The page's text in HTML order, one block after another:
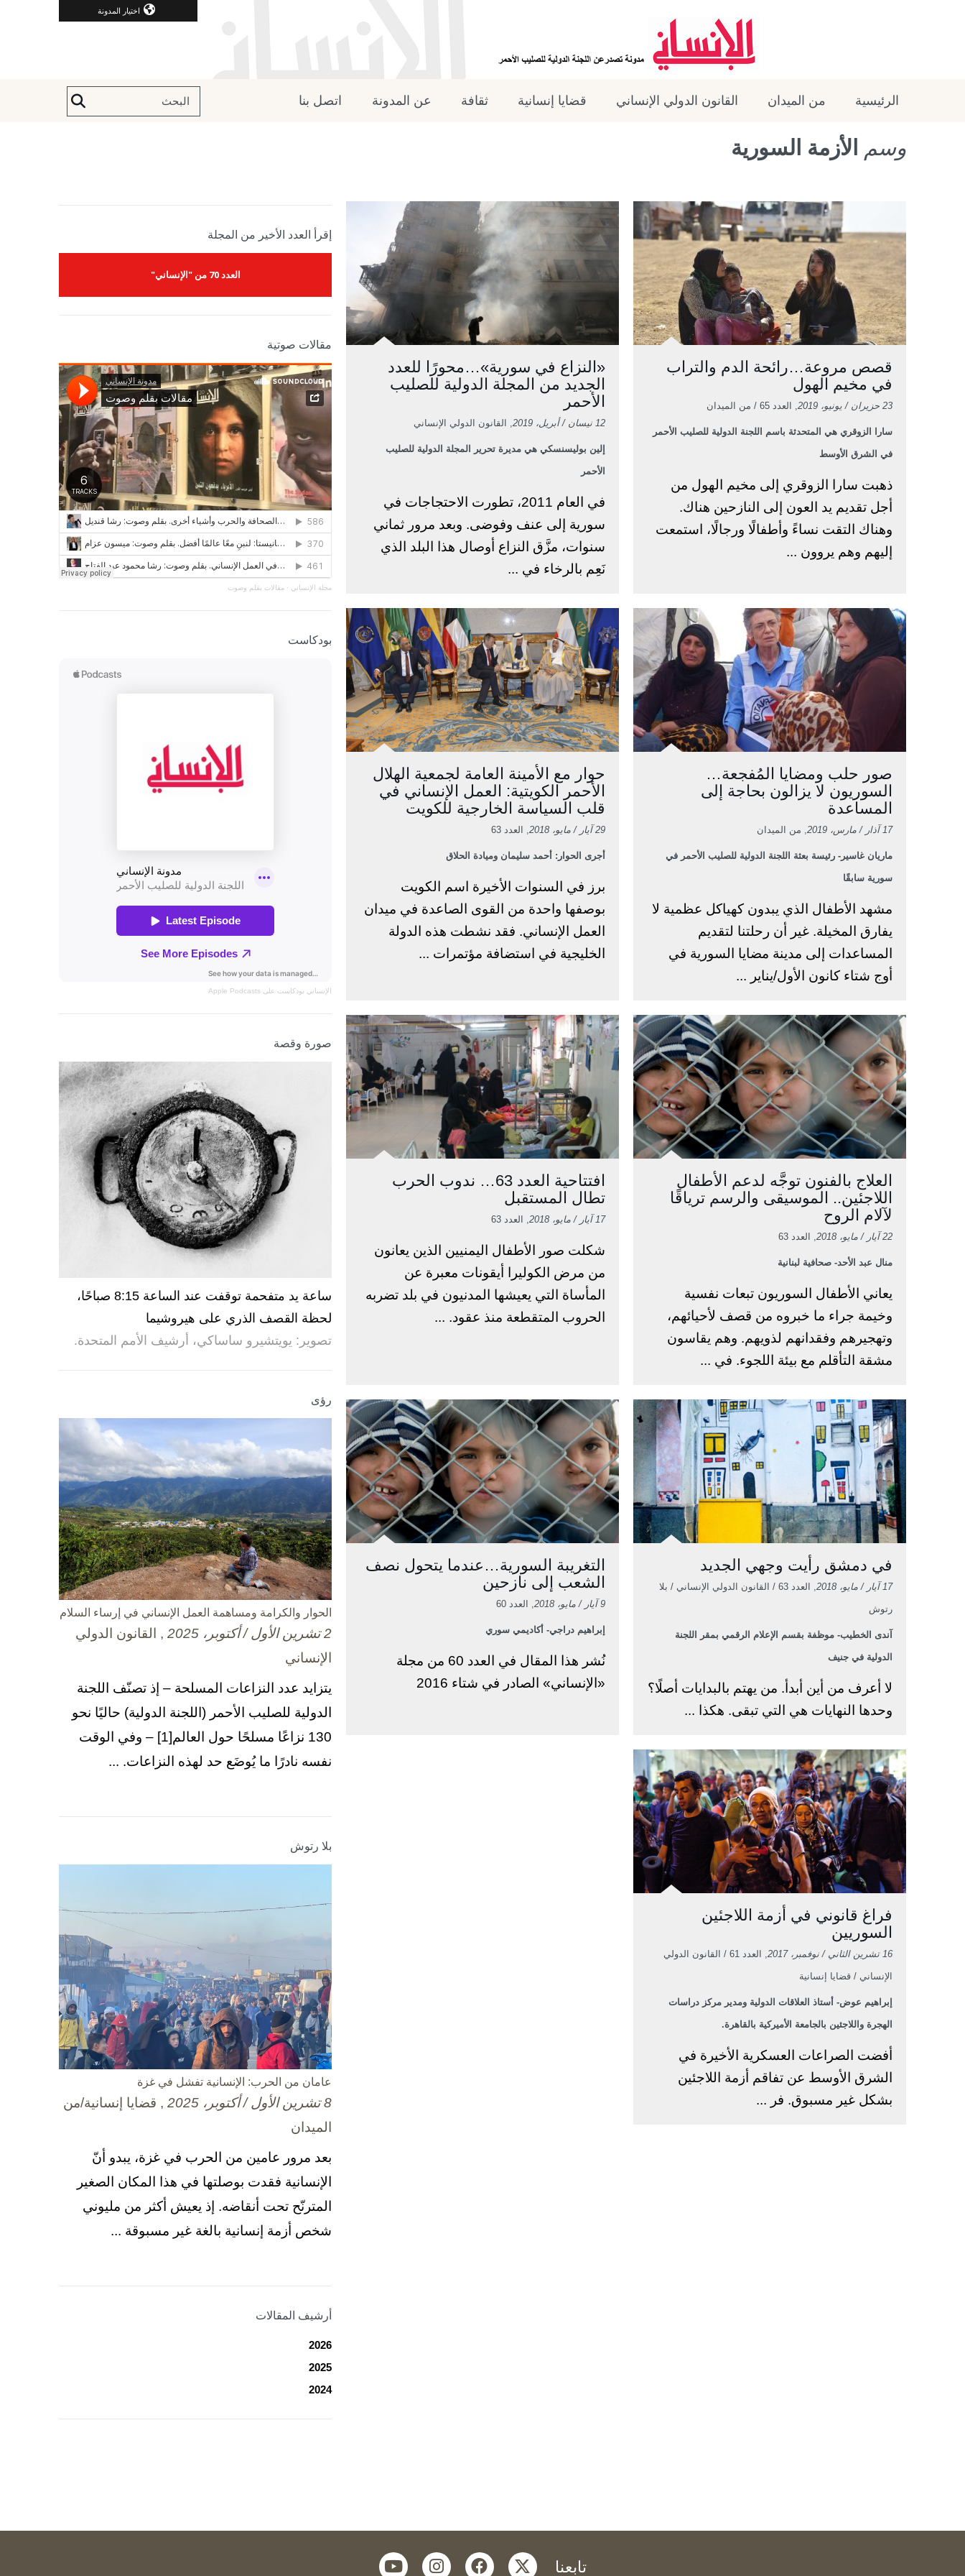
اختيار المدونة
الرئيسية من الميدان القانون الدولي الإنساني قضايا إنسانية ثقافة عن المدونة اتصل بنا
وسم الأزمة السورية
قصص مروعة…رائحة الدم والتراب
في مخيم الهول
23 حزيران / يونيو، 2019 , العدد 65 / من الميدان
سارا الزوقري هي المتحدثة باسم اللجنة الدولية للصليب الأحمر
في الشرق الأوسط
ذهبت سارا الزوقري إلى مخيم الهول من
أجل تقديم يد العون إلى النازحين هناك.
وهناك التقت نساءً وأطفالًا ورجالًا، استمعت
إليهم وهم يروون ...
«النزاع في سورية»…محورًا للعدد
الجديد من المجلة الدولية للصليب
الأحمر
12 نيسان / أبريل، 2019 , القانون الدولي الإنساني
إلين بوليسنسكي هي مديرة تحرير المجلة الدولية للصليب
الأحمر
في العام 2011، تطورت الاحتجاجات في
سورية إلى عنف وفوضى. وبعد مرور ثماني
سنوات، مزَّق النزاع أوصال هذا البلد الذي
نَعِم بالرخاء في ...
صور حلب ومضايا المُفجعة…
السوريون لا يزالون بحاجة إلى
المساعدة
17 آذار / مارس، 2019 , من الميدان
ماريان غاسير- رئيسة بعثة اللجنة الدولية للصليب الأحمر في
سورية سابقًا
مشهد الأطفال الذي يبدون كهياكل عظمية لا
يفارق المخيلة. غير أن رحلتنا لتقديم
المساعدات إلى مدينة مضايا السورية في
أوج شتاء كانون الأول/يناير ...
حوار مع الأمينة العامة لجمعية الهلال
الأحمر الكويتية: العمل الإنساني في
قلب السياسة الخارجية للكويت
29 آيار / مايو، 2018 , العدد 63
أجرى الحوار: أحمد سليمان وميادة الحلاق
برز في السنوات الأخيرة اسم الكويت
بوصفها واحدة من القوى الصاعدة في ميدان
العمل الإنساني. فقد نشطت هذه الدولة
الخليجية في استضافة مؤتمرات ...
العلاج بالفنون توجَّه لدعم الأطفال
اللاجئين.. الموسيقى والرسم ترياقًا
لآلام الروح
22 آيار / مايو، 2018 , العدد 63
منال عبد الأحد- صحافية لبنانية
يعاني الأطفال السوريون تبعات نفسية
وخيمة جراء ما خبروه من قصف لأحيائهم،
وتهجيرهم وفقدانهم لذويهم. وهم يقاسون
مشقة التأقلم مع بيئة اللجوء. في ...
افتتاحية العدد 63… ندوب الحرب
تطال المستقبل
17 آيار / مايو، 2018 , العدد 63
شكلت صور الأطفال اليمنيين الذين يعانون
من مرض الكوليرا أيقونات معبرة عن
المأساة التي يعيشها المدنيون في بلد تضربه
الحروب المتقطعة منذ عقود. ...
في دمشق رأيت وجهي الجديد
17 آيار / مايو، 2018 , العدد 63 / القانون الدولي الإنساني / بلا
رتوش
آندى الخطيب- موظفة بقسم الإعلام الرقمي بمقر اللجنة
الدولية في جنيف
لا أعرف من أين أبدأ. من يهتم بالبدايات أصلًا؟
وحدها النهايات هي التي تبقى. هكذا ...
التغريبة السورية…عندما يتحول نصف
الشعب إلى نازحين
9 آيار / مايو، 2018 , العدد 60
إبراهيم دراجي- أكاديمي سوري
نُشر هذا المقال في العدد 60 من مجلة
«الإنساني» الصادر في شتاء 2016
فراغ قانوني في أزمة اللاجئين
السوريين
16 تشرين الثاني / نوفمبر، 2017 , العدد 61 / القانون الدولي
الإنساني / قضايا إنسانية
إبراهيم عوض- أستاذ العلاقات الدولية ومدير مركز دراسات
الهجرة واللاجئين بالجامعة الأميركية بالقاهرة.
أفضت الصراعات العسكرية الأخيرة في
الشرق الأوسط عن تفاقم أزمة اللاجئين
بشكل غير مسبوق. فر ...
إقرأ العدد الأخير من المجلة
العدد 70 من "الإنساني"
مقالات صوتية
مجلة الإنساني · مقالات بقلم وصوت
بودكاست
الإنساني بودكاست على Apple Podcasts
صورة وقصة
ساعة يد متفحمة توقفت عند الساعة 8:15 صباحًا،
لحظة القصف الذري على هيروشيما
تصوير: يويتشيرو ساساكي، أرشيف الأمم المتحدة.
رؤى
الحوار والكرامة ومساهمة العمل الإنساني في إرساء السلام
2 تشرين الأول / أكتوبر، 2025
, القانون الدولي
الإنساني
يتزايد عدد النزاعات المسلحة – إذ تصنّف اللجنة
الدولية للصليب الأحمر (اللجنة الدولية) حاليًا نحو
130 نزاعًا مسلحًا حول العالم[1] – وفي الوقت
نفسه نادرًا ما يُوضَع حد لهذه النزاعات. ...
بلا رتوش
عامان من الحرب: الإنسانية تفشل في غزة
8 تشرين الأول / أكتوبر، 2025
, قضايا إنسانية/من
الميدان
بعد مرور عامين من الحرب في غزة، يبدو أنّ
الإنسانية فقدت بوصلتها في هذا المكان الصغير
المترنّح تحت أنقاضه. إذ يعيش أكثر من مليوني
شخص أزمة إنسانية بالغة غير مسبوقة ...
أرشيف المقالات
2026
2025
2024
تابعنا twitter
facebook
instagram
youtube